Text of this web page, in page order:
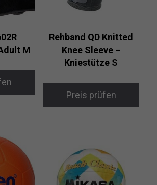
M
Rehband QD Knitted
Knee Sleeve –
Kniestütze S
Preis prüfen